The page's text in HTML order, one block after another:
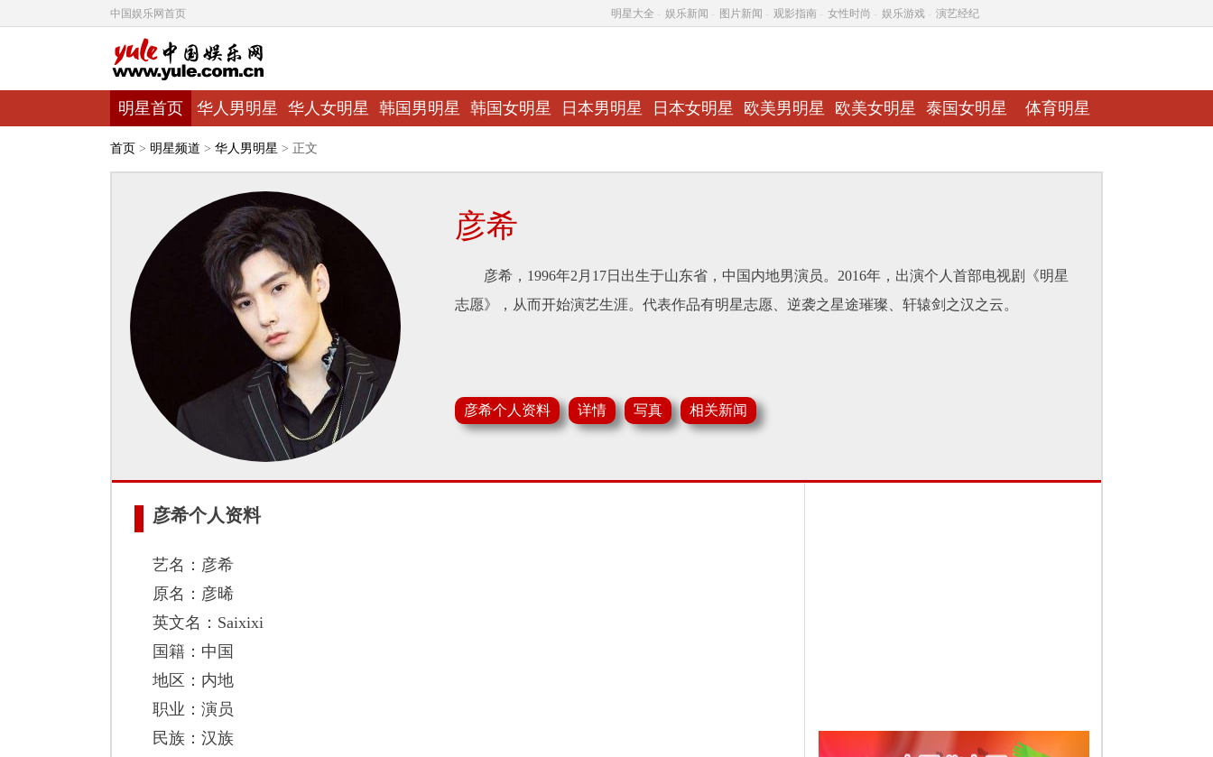
中国娱乐网首页 明星大全 娱乐新闻 图片新闻 观影指南 女性时尚 娱乐游戏 演艺经纪
明星首页 华人男明星 华人女明星 韩国男明星 韩国女明星 日本男明星 日本女明星 欧美男明星 欧美女明星 泰国女明星 体育明星
首页 > 明星频道 > 华人男明星 > 正文
彦希
彦希，1996年2月17日出生于山东省，中国内地男演员。2016年，出演个人首部电视剧《明星
志愿》，从而开始演艺生涯。代表作品有明星志愿、逆袭之星途璀璨、轩辕剑之汉之云。
彦希个人资料 详情 写真 相关新闻
彦希个人资料
艺名：彦希
原名：彦晞
英文名：Saixixi
国籍：中国
地区：内地
职业：演员
民族：汉族